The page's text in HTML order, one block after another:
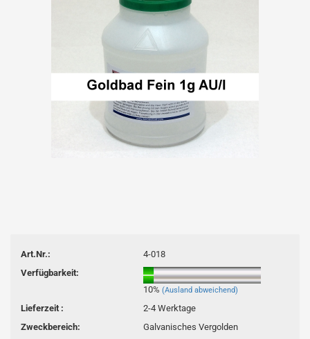
Art.Nr.:
4-018
Verfügbarkeit:
10% (Ausland abweichend)
Lieferzeit :
2-4 Werktage
Zweckbereich:
Galvanisches Vergolden